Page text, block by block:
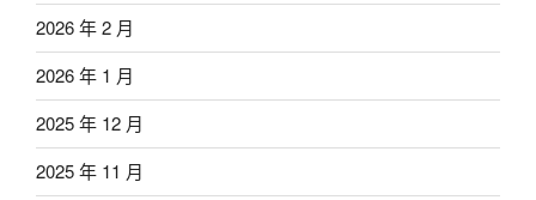
2026 年 2 月
2026 年 1 月
2025 年 12 月
2025 年 11 月